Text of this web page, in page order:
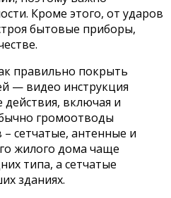
Кроме этого, от ударов
бытовые приборы,
правильно покрыть
— видео инструкция
включая и
громоотводы
сетчатые, антенные и
жилого дома чаще
типа, а сетчатые
зданиях.